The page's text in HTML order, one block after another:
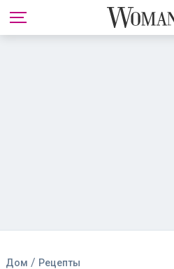
Дом / Рецепты